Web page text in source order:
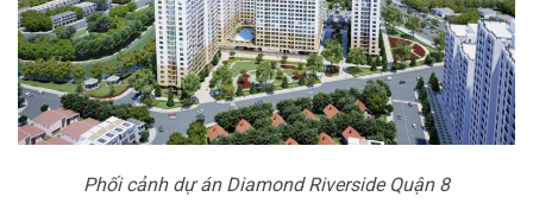
Phối cảnh dự án Diamond Riverside Quận 8